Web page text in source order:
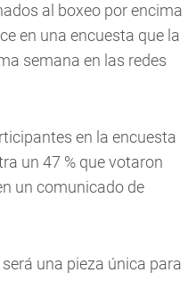
al boxeo por encima
en una encuesta que la
semana en las redes
en la encuesta
un 47 % que votaron
un comunicado de
una pieza única para